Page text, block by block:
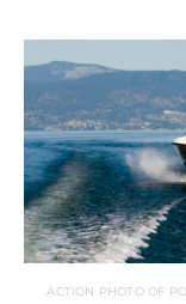
ACTION PHOTO OF